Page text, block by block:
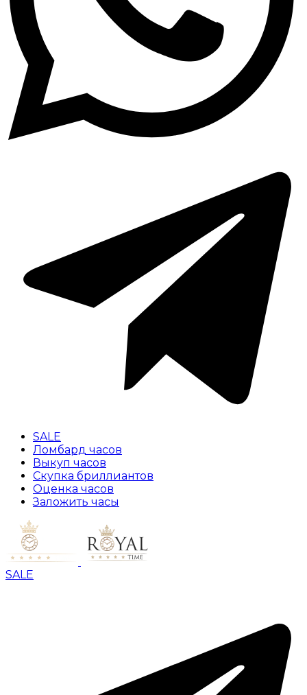
SALE
Ломбард часов
Выкуп часов
Скупка бриллиантов
Оценка часов
Заложить часы
SALE